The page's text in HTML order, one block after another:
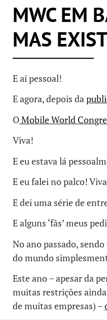
MWC EM
MAS
E aí pessoal!
E agora, depois da
OMobile World
Viva!
E eu estava lá
E eu falei no palco!
E dei uma série de
E alguns ‘fãs’ meus
No ano passado,
do mundo
Este ano – apesar da
muitas restrições
de muitas empresas) –